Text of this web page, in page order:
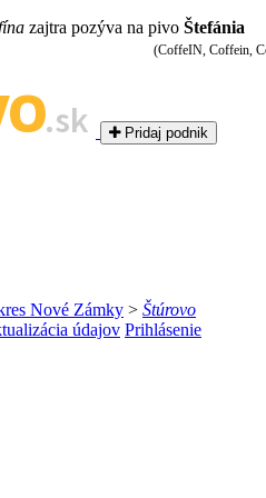
zajtra pozýva na pivo Štefánia
.sk Pridaj podnik
Nové Zámky > Štúrovo
údajov Prihlásenie
(CoffeIN, Coffein,